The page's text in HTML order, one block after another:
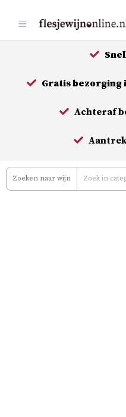
naar
de
Gratis bezorging
Achteraf